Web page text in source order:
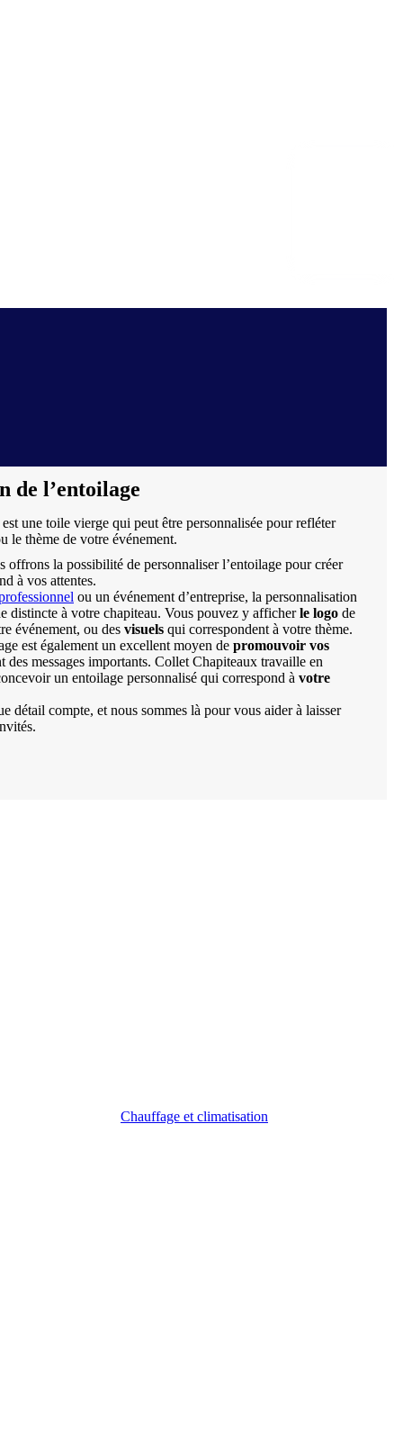
de l’entoilage
une toile vierge qui peut être personnalisée pour refléter
le thème de votre événement.
offrons la possibilité de personnaliser l’entoilage pour créer
à vos attentes.
ou un événement d’entreprise, la personnalisation
distincte à votre chapiteau. Vous pouvez y afficherle logo de
événement, ou des visuels qui correspondent à votre thème.
est également un excellent moyen de promouvoir vos
des messages importants. Collet Chapiteaux travaille en
un entoilage personnalisé qui correspond à votre
détail compte, et nous sommes là pour vous aider à laisser
Chauffage et climatisation